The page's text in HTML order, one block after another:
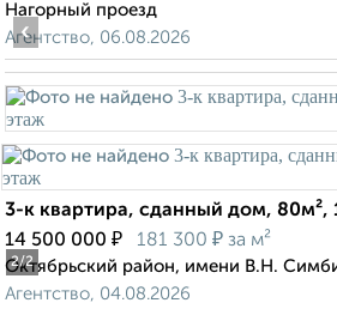
Нагорный проезд
Агентство, 06.08.2026
2/2
‹
3-к квартира, сданный дом, 80м²,
14 500 000 ₽ 181 300 ₽ за м²
Октябрьский район, имени В.Н.
Агентство, 04.08.2026